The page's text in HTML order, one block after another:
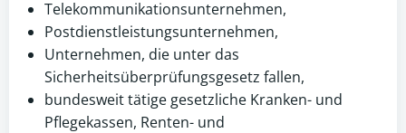
Telekommunikationsunternehmen,
Postdienstleistungsunternehmen,
Unternehmen, die unter das
Sicherheitsüberprüfungsgesetz fallen,
bundesweit tätige gesetzliche Kranken- und
Pflegekassen, Renten- und